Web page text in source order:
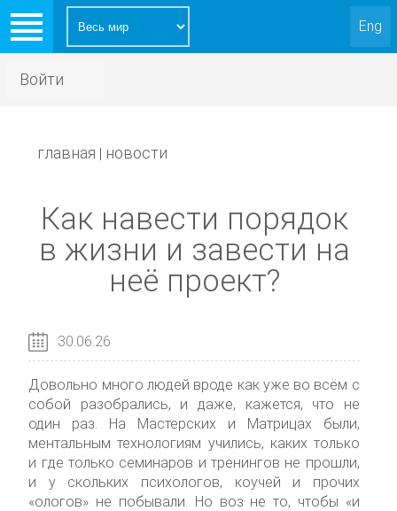
Eng
Войти
главная | новости
Как навести порядок
в жизни и завести на
неё проект?
30.06.26
Довольно много людей вроде как уже во всём с
собой разобрались, и даже, кажется, что не
один раз. На Мастерских и Матрицах были,
ментальным технологиям учились, каких только
и где только семинаров и тренингов не прошли,
и у скольких психологов, коучей и прочих
«ологов» не побывали. Но воз не то, чтобы «и